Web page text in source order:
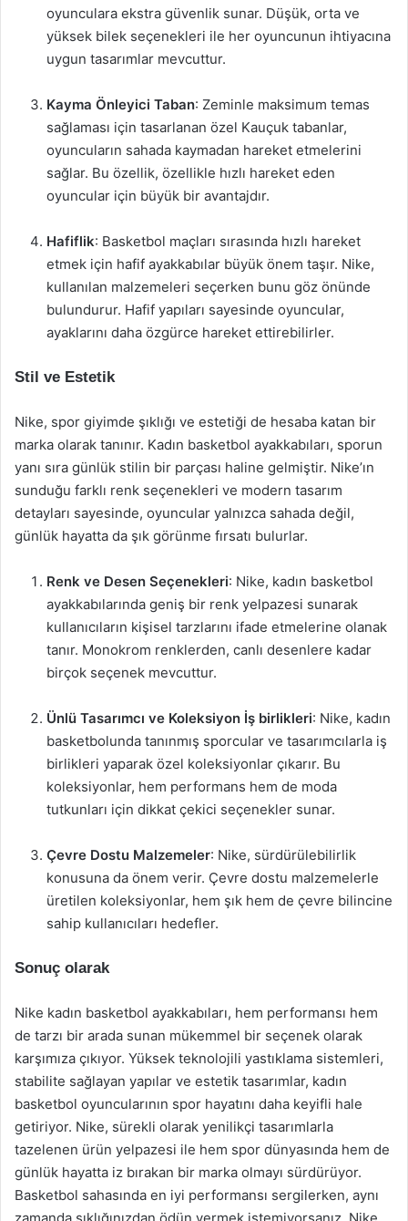
oyunculara ekstra güvenlik sunar. Düşük, orta ve
yüksek bilek seçenekleri ile her oyuncunun ihtiyacına
uygun tasarımlar mevcuttur.
Kayma Önleyici Taban: Zeminle maksimum temas
sağlaması için tasarlanan özel Kauçuk tabanlar,
oyuncuların sahada kaymadan hareket etmelerini
sağlar. Bu özellik, özellikle hızlı hareket eden
oyuncular için büyük bir avantajdır.
Hafiflik: Basketbol maçları sırasında hızlı hareket
etmek için hafif ayakkabılar büyük önem taşır. Nike,
kullanılan malzemeleri seçerken bunu göz önünde
bulundurur. Hafif yapıları sayesinde oyuncular,
ayaklarını daha özgürce hareket ettirebilirler.
Stil ve Estetik
Nike, spor giyimde şıklığı ve estetiği de hesaba katan bir
marka olarak tanınır. Kadın basketbol ayakkabıları, sporun
yanı sıra günlük stilin bir parçası haline gelmiştir. Nike’ın
sunduğu farklı renk seçenekleri ve modern tasarım
detayları sayesinde, oyuncular yalnızca sahada değil,
günlük hayatta da şık görünme fırsatı bulurlar.
Renk ve Desen Seçenekleri: Nike, kadın basketbol
ayakkabılarında geniş bir renk yelpazesi sunarak
kullanıcıların kişisel tarzlarını ifade etmelerine olanak
tanır. Monokrom renklerden, canlı desenlere kadar
birçok seçenek mevcuttur.
Ünlü Tasarımcı ve Koleksiyon İş birlikleri: Nike, kadın
basketbolunda tanınmış sporcular ve tasarımcılarla iş
birlikleri yaparak özel koleksiyonlar çıkarır. Bu
koleksiyonlar, hem performans hem de moda
tutkunları için dikkat çekici seçenekler sunar.
Çevre Dostu Malzemeler: Nike, sürdürülebilirlik
konusuna da önem verir. Çevre dostu malzemelerle
üretilen koleksiyonlar, hem şık hem de çevre bilincine
sahip kullanıcıları hedefler.
Sonuç olarak
Nike kadın basketbol ayakkabıları, hem performansı hem
de tarzı bir arada sunan mükemmel bir seçenek olarak
karşımıza çıkıyor. Yüksek teknolojili yastıklama sistemleri,
stabilite sağlayan yapılar ve estetik tasarımlar, kadın
basketbol oyuncularının spor hayatını daha keyifli hale
getiriyor. Nike, sürekli olarak yenilikçi tasarımlarla
tazelenen ürün yelpazesi ile hem spor dünyasında hem de
günlük hayatta iz bırakan bir marka olmayı sürdürüyor.
Basketbol sahasında en iyi performansı sergilerken, aynı